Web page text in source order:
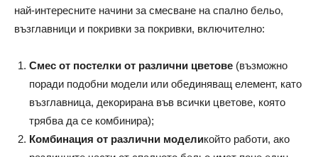
най-интересните начини за смесване на спално бельо,
възглавници и покривки за покривки, включително:
Смес от постелки от различни цветове (възможно
поради подобни модели или обединяващ елемент, като
възглавница, декорирана във всички цветове, която
трябва да се комбинира);
Комбинация от различни моделикойто работи, ако